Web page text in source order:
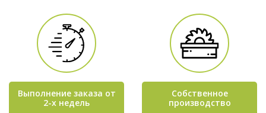
Выполнение заказа от
2-х недель
Собственное
производство